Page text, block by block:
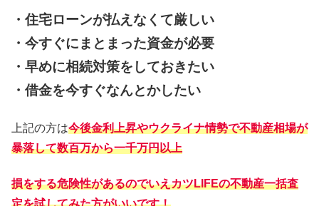
・住宅ローンが払えなくて厳しい
・今すぐにまとまった資金が必要
・早めに相続対策をしておきたい
・借金を今すぐなんとかしたい
上記の方は今後金利上昇やウクライナ情勢で不動産相場が
暴落して数百万から一千万円以上
損をする危険性があるのでいえカツLIFEの不動産一括査
定を試してみた方がいいです！